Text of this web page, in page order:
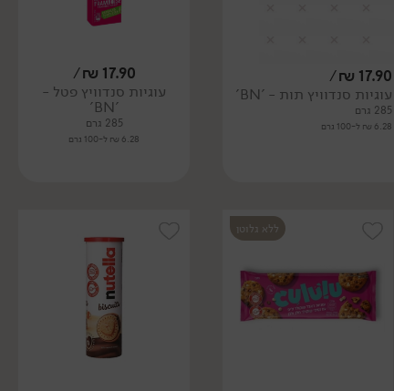
17.90
₪
/
עוגיות סנדוויץ תות - 'BN'
285 גרם
6.28 ₪ ל-100 גרם
17.90
₪
/
עוגיות סנדוויץ פטל -
'BN'
285 גרם
6.28 ₪ ל-100 גרם
ללא גלוטן